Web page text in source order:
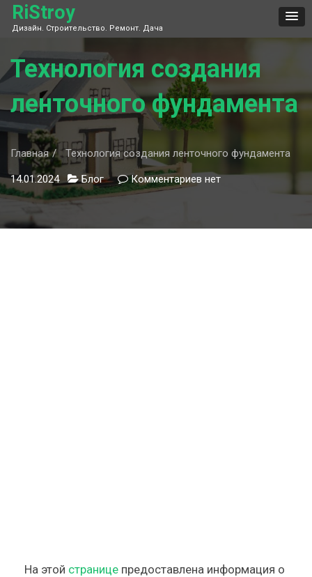
Skip
content
RiStroy
Дизайн. Строительство. Ремонт. Дача
Технология создания
ленточного фундамента
Главная Технология создания ленточного фундамента
14.01.2024 Блог Комментариев кнет
На этой странице предоставлена информация о